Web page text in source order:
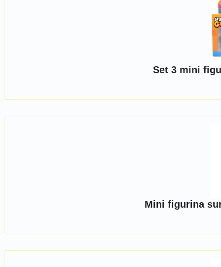
Set 3 mini
Mini figurina